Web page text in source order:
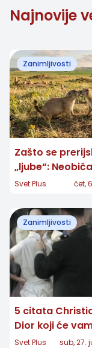
Najnovije
Zanimljivosti
Zašto se
„ljube“:
pozdrav
Svet Plus čet,
Zanimljivosti
5 citata
Dior koji će vam
potpuno
Svet Plus sub, 27.